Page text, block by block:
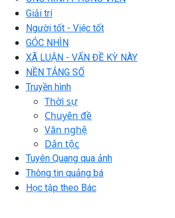
Giải trí
Người tốt - Việc tốt
GÓC NHÌN
XÃ LUẬN - VẤN ĐỀ KỲ NÀY
NỀN TẢNG SỐ
Truyền hình
Thời sự
Chuyên đề
Văn nghệ
Dân tộc
Tuyên Quang qua ảnh
Thông tin quảng bá
Học tập theo Bác